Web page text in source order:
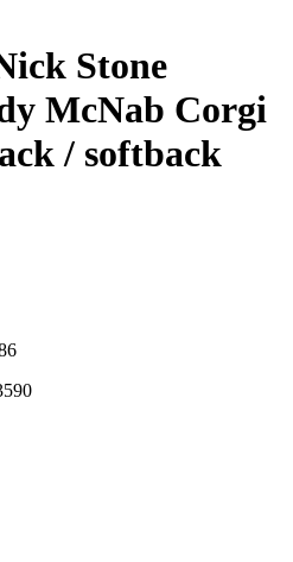
Stone
McNab Corgi
/ softback